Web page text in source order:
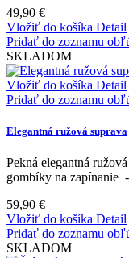
49,90 €
Vložiť do košíka Detail
Pridať do zoznamu
SKLADOM
Vložiť do košíka Detail
Pridať do zoznamu
Elegantná ružová suprava
Pekná elegantná
gombíky na zapínanie
59,90 €
Vložiť do košíka Detail
Pridať do zoznamu
SKLADOM